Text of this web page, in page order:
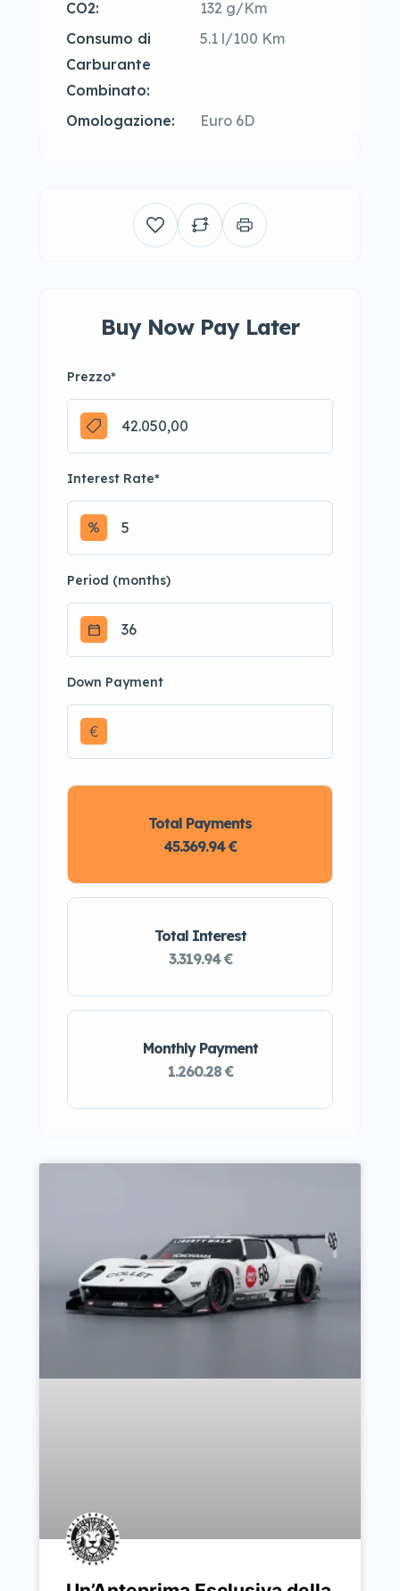
CO2:
132 g/Km
Consumo di
Carburante
Combinato:
5.1 l/100 Km
Omologazione: Euro 6D
Buy Now Pay Later
Prezzo*
Interest Rate*
Period (months)
Down Payment
€
Monthly Payment
1.260.28 €
Total Interest
3.319.94 €
Total Payments
45.369.94 €